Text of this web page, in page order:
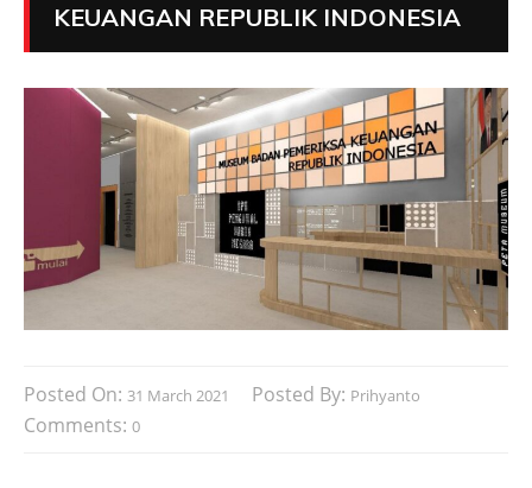
KEUANGAN REPUBLIK INDONESIA
Posted On: 31 March 2021 Posted By: Prihyanto
Comments: 0